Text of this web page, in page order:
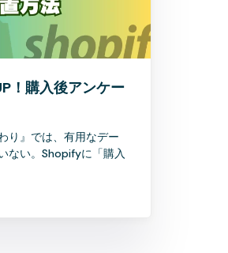
！購入後アンケー
り』では、有用なデー
ない。Shopifyに「購入